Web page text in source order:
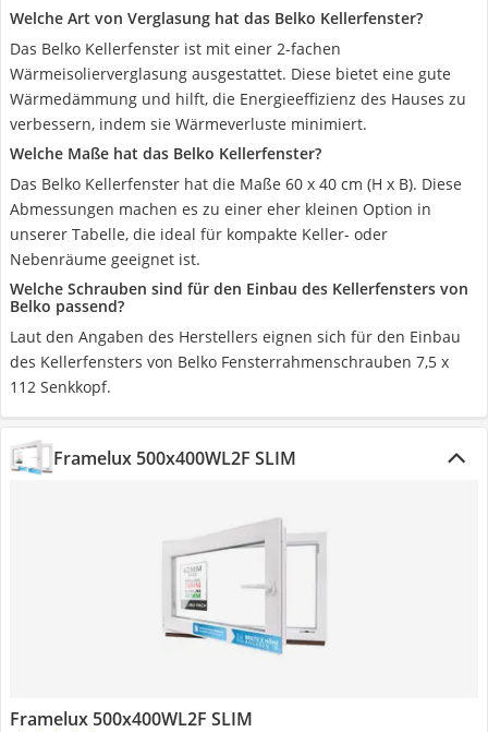
Welche Art von Verglasung hat das Belko Kellerfenster?
Das Belko Kellerfenster ist mit einer 2-fachen
Wärmeisolierverglasung ausgestattet. Diese bietet eine gute
Wärmedämmung und hilft, die Energieeffizienz des Hauses zu
verbessern, indem sie Wärmeverluste minimiert.
Welche Maße hat das Belko Kellerfenster?
Das Belko Kellerfenster hat die Maße 60 x 40 cm (H x B). Diese
Abmessungen machen es zu einer eher kleinen Option in
unserer Tabelle, die ideal für kompakte Keller- oder
Nebenräume geeignet ist.
Welche Schrauben sind für den Einbau des Kellerfensters von
Belko passend?
Laut den Angaben des Herstellers eignen sich für den Einbau
des Kellerfensters von Belko Fensterrahmenschrauben 7,5 x
112 Senkkopf.
Framelux ‎500x400WL2F SLIM
Framelux ‎500x400WL2F SLIM